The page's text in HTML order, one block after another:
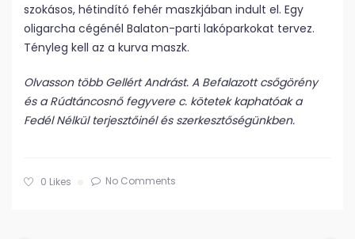
szokásos, hétindító fehér maszkjában indult el. Egy
oligarcha cégénél Balaton-parti lakóparkokat tervez.
Tényleg kell az a kurva maszk.
Olvasson több Gellért Andrást. A Befalazott csőgörény
és a Rúdtáncosnő fegyvere c. kötetek kaphatóak a
Fedél Nélkül terjesztőinél és szerkesztőségünkben.
0 Likes No Comments